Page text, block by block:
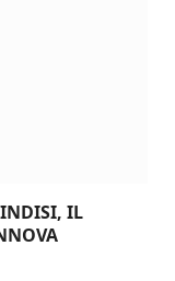
IL